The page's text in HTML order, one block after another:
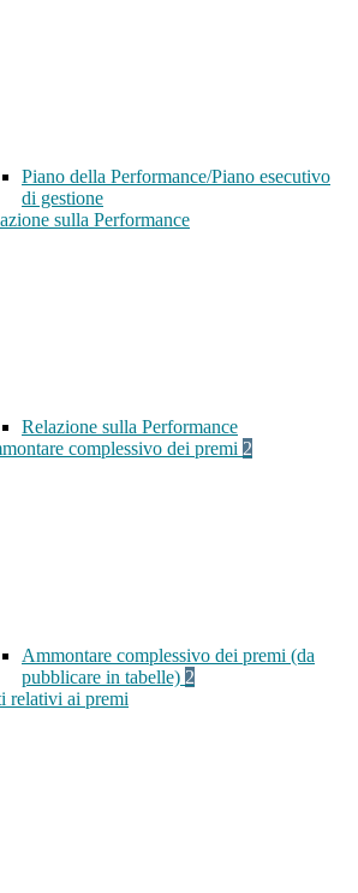
Piano della Performance/Piano esecutivo
di gestione
sulla Performance
Relazione sulla Performance
complessivo dei premi 2
Ammontare complessivo dei premi (da
pubblicare in tabelle) 2
relativi ai premi